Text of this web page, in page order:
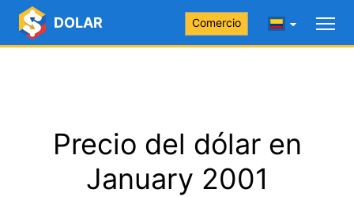
DOLAR Comercio
Precio del dólar en
January 2001